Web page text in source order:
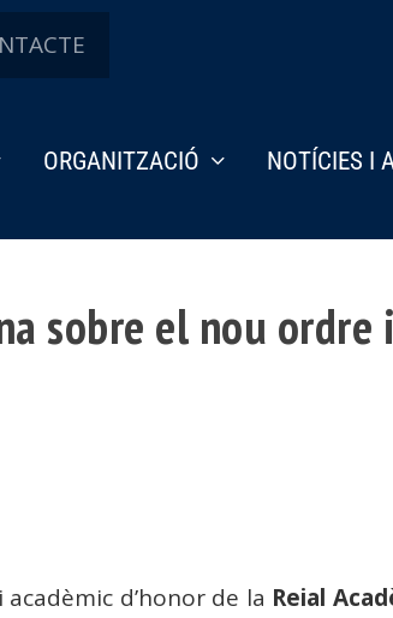
ORGANITZACIÓ NOTÍCIES I
sobre el nou ordre
acadèmic d’honor de la Reial